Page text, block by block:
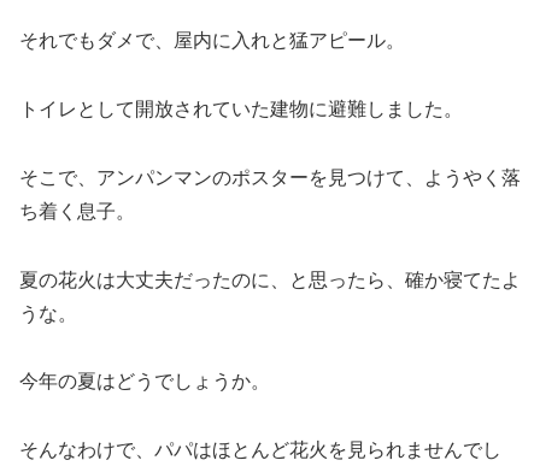
それでもダメで、屋内に入れと猛アピール。
トイレとして開放されていた建物に避難しました。
そこで、アンパンマンのポスターを見つけて、ようやく落
ち着く息子。
夏の花火は大丈夫だったのに、と思ったら、確か寝てたよ
うな。
今年の夏はどうでしょうか。
そんなわけで、パパはほとんど花火を見られませんでし